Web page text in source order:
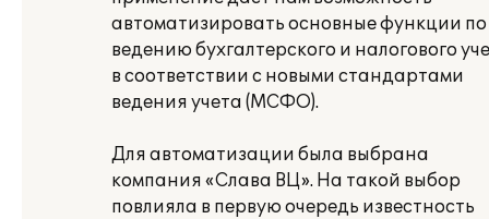
автоматизировать основные функции по
ведению бухгалтерского и налогового
в соответствии с новыми стандартами
ведения учета (МСФО).
Для автоматизации была выбрана
компания «Слава ВЦ». На такой выбор
повлияла в первую очередь известность